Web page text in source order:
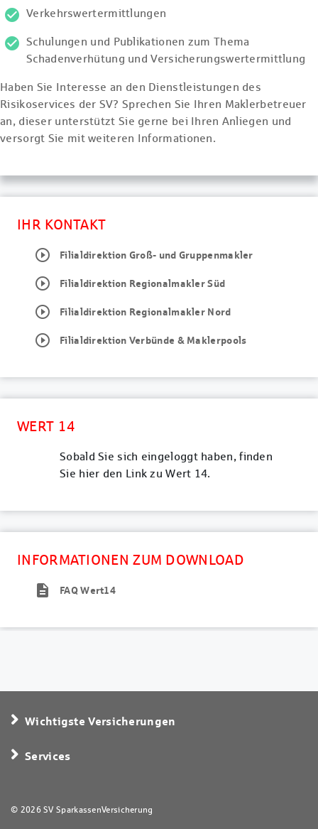
Verkehrswertermittlungen
Schulungen und Publikationen zum Thema
Schadenverhütung und Versicherungswertermittlung
Haben Sie Interesse an den Dienstleistungen des
Risikoservices der SV? Sprechen Sie Ihren Maklerbetreuer
an, dieser unterstützt Sie gerne bei Ihren Anliegen und
versorgt Sie mit weiteren Informationen.
IHR KONTAKT
play_circle_outline
Filialdirektion Groß- und Gruppenmakler
play_circle_outline Filialdirektion Regionalmakler Süd
play_circle_outline Filialdirektion Regionalmakler Nord
play_circle_outline Filialdirektion Verbünde & Maklerpools
WERT 14
Sobald Sie sich eingeloggt haben, finden
Sie hier den Link zu Wert 14.
INFORMATIONEN ZUM DOWNLOAD
description
FAQ Wert14
Wichtigste Versicherungen
Services
© 2026 SV SparkassenVersicherung